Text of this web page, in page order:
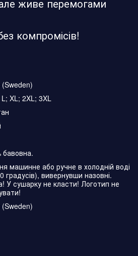
живе перемогами
компромісів!
XL; 2XL; 3XL
бавовна.
машинне або ручне в холодній воді
градусів), вивернувши назовні.
У сушарку не класти! Логотип не